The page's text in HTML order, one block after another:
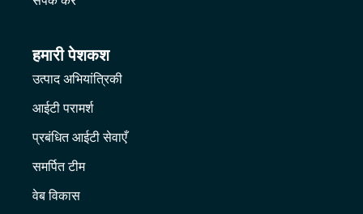
हमारी पेशकश
उत्पाद अभियांत्रिकी
आईटी परामर्श
प्रबंधित आईटी सेवाएँ
समर्पित टीम
वेब विकास